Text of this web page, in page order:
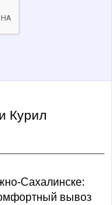
Курил
Сахалинске:
вывоз